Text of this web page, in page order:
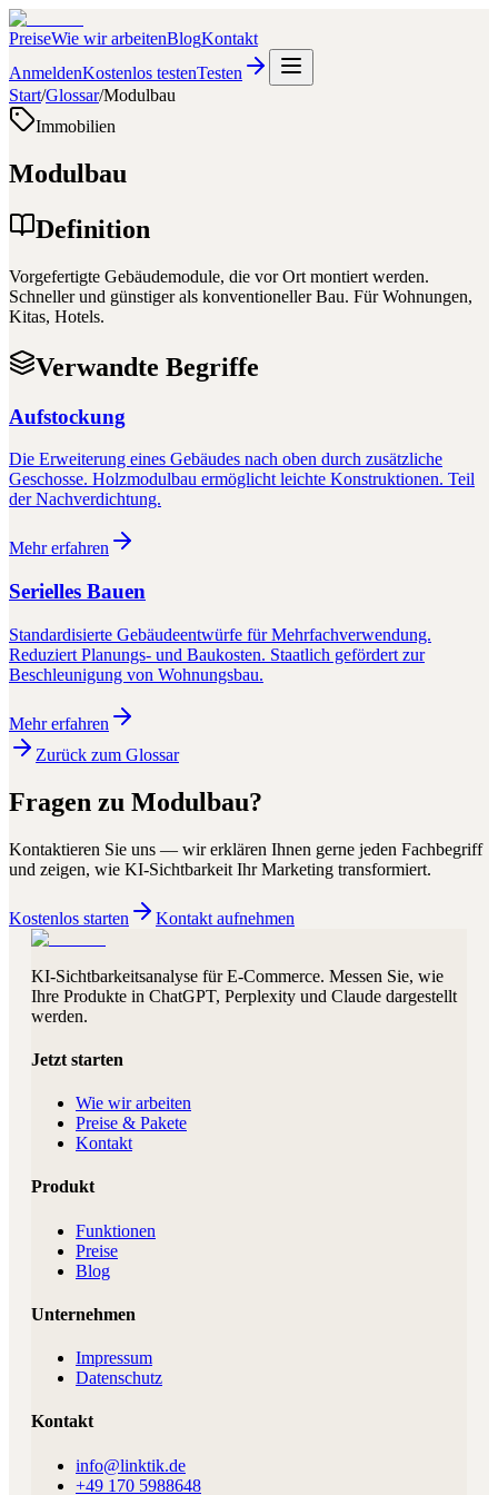
PreiseWie wir arbeitenBlogKontakt
AnmeldenKostenlos testenTesten
Start/Glossar/Modulbau
Immobilien
Modulbau
Definition
Vorgefertigte Gebäudemodule, die vor Ort montiert werden.
Schneller und günstiger als konventioneller Bau. Für Wohnungen,
Kitas, Hotels.
Verwandte Begriffe
Aufstockung
Die Erweiterung eines Gebäudes nach oben durch zusätzliche
Geschosse. Holzmodulbau ermöglicht leichte Konstruktionen. Teil
der Nachverdichtung.
Mehr erfahren
Serielles Bauen
Standardisierte Gebäudeentwürfe für Mehrfachverwendung.
Reduziert Planungs- und Baukosten. Staatlich gefördert zur
Beschleunigung von Wohnungsbau.
Mehr erfahren
Zurück zum Glossar
Fragen zu Modulbau?
Kontaktieren Sie uns — wir erklären Ihnen gerne jeden Fachbegriff
und zeigen, wie KI-Sichtbarkeit Ihr Marketing transformiert.
Kostenlos starten Kontakt aufnehmen
KI-Sichtbarkeitsanalyse für E-Commerce. Messen Sie, wie
Ihre Produkte in ChatGPT, Perplexity und Claude dargestellt
werden.
Jetzt starten
Wie wir arbeiten
Preise & Pakete
Kontakt
Produkt
Funktionen
Preise
Blog
Unternehmen
Impressum
Datenschutz
Kontakt
info@linktik.de
+49 170 5988648